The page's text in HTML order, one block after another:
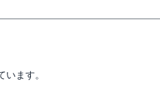
います。